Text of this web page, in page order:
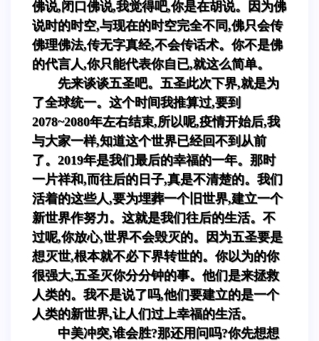
佛说,闭口佛说,我觉得吧,你是在胡说。因为佛
说时的时空,与现在的时空完全不同,佛只会传
佛理佛法,传无字真经,不会传话术。你不是佛
的代言人,你只能代表你自已,就这么简单。
先来谈谈五圣吧。五圣此次下界,就是为
了全球统一。这个时间我推算过,要到
2078~2080年左右结束,所以呢,疫情开始后,我
与大家一样,知道这个世界已经回不到从前
了。2019年是我们最后的幸福的一年。那时
一片祥和,而往后的日子,真是不清楚的。我们
活着的这些人,要为埋葬一个旧世界,建立一个
新世界作努力。这就是我们往后的生活。不
过呢,你放心,世界不会毁灭的。因为五圣要是
想灭世,根本就不必下界转世的。你以为的你
很强大,五圣灭你分分钟的事。他们是来拯救
人类的。我不是说了吗,他们要建立的是一个
人类的新世界,让人们过上幸福的生活。
中美冲突,谁会胜?那还用问吗?你先想想